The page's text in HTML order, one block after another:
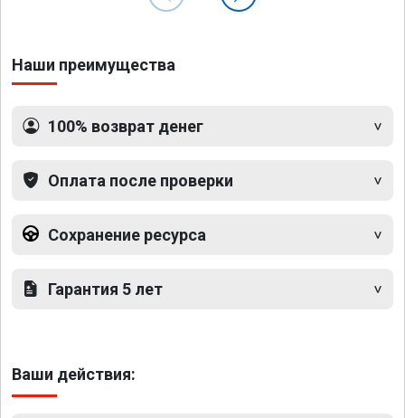
Наши преимущества
100% возврат денег
Оплата после проверки
Сохранение ресурса
Гарантия 5 лет
Ваши действия: